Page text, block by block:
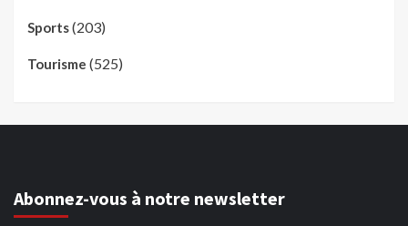
Sports(203)
Tourisme (525)
Abonnez-vous à notre newsletter